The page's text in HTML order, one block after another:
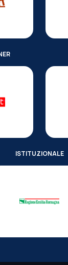
ISTITUZIONALE